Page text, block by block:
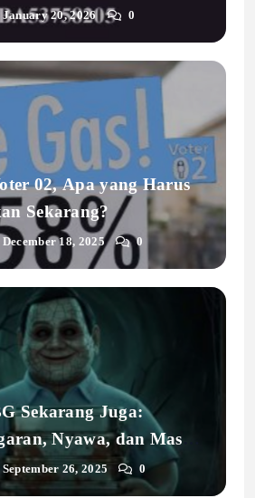
January 20, 2026 0
02, Apa yang Harus
Sekarang?
December 18, 2025 0
Sekarang Juga:
Nyawa, dan Masa
September 26, 2025 0